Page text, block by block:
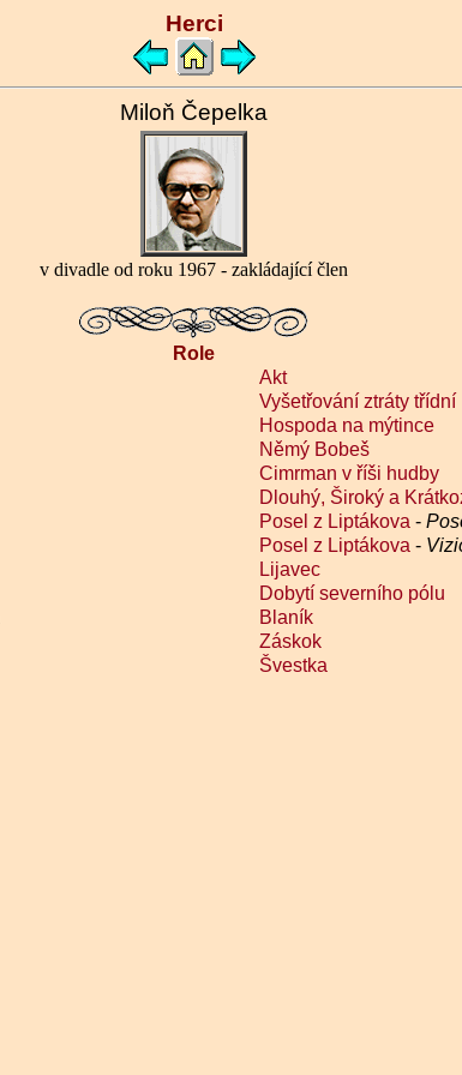
Herci
Miloň Čepelka
v divadle od roku 1967 - zakládající člen
Role
Akt
Vyšetřování ztráty třídní
Hospoda na mýtince
Němý Bobeš
Cimrman v říši hudby
Dlouhý, Široký a
Posel z Liptákova -
Posel z Liptákova -
Lijavec
Dobytí severního pólu
Blaník
Záskok
Švestka